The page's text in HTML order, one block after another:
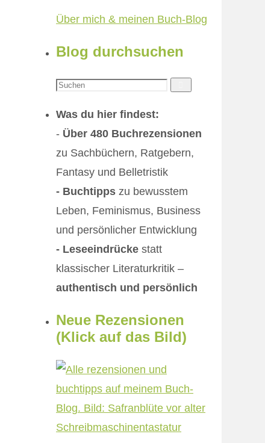
Über mich & meinen Buch-Blog
Blog durchsuchen
Suchen
Was du hier findest:
- Über 480 Buchrezensionen
zu Sachbüchern, Ratgebern,
Fantasy und Belletristik
- Buchtipps zu bewusstem
Leben, Feminismus, Business
und persönlicher Entwicklung
- Leseeindrücke statt
klassischer Literaturkritik –
authentisch und persönlich
Neue Rezensionen
(Klick auf das Bild)